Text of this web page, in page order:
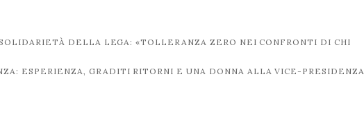
DELLA LEGA: «TOLLERANZA ZERO NEI CONFRONTI DI CHI
ESPERIENZA, GRADITI RITORNI E UNA DONNA ALLA VICE-PRESIDENZA